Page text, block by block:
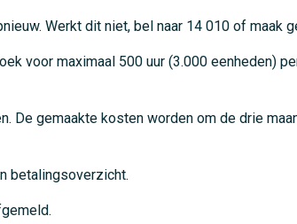
Werkt dit niet, bel naar 14 010 of maak
voor maximaal 500 uur (3.000 eenheden)
De gemaakte kosten worden om de drie
betalingsoverzicht.